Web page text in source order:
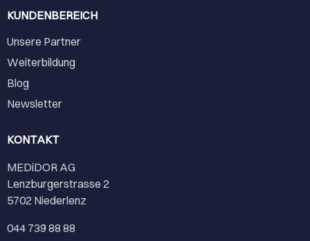
KUNDENBEREICH
Unsere Partner
Weiterbildung
Blog
Newsletter
KONTAKT
MEDiDOR AG
Lenzburgerstrasse 2
5702 Niederlenz
044 739 88 88